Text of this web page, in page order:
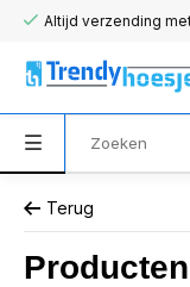
Altijd verzending
Terug